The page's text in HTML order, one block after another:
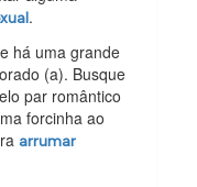
.
há uma grande
(a). Busque
par romântico
forcinha ao
arrumar